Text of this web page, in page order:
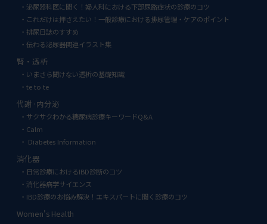
泌尿器科医に聞く！婦人科における下部尿路症状の診療のコツ
これだけは押さえたい！一般診療における排尿管理・ケアのポイント
排尿日誌のすすめ
伝わる泌尿器関連イラスト集
腎・透析
いまさら聞けない透析の基礎知識
te to te
代謝·内分泌
サクサクわかる糖尿病診療キーワードQ&A
Calm
Diabetes Information
消化器
日常診療におけるIBD診断のコツ
消化器病学サイエンス
IBD診療のお悩み解決！エキスパートに聞く診療のコツ
Women's Health